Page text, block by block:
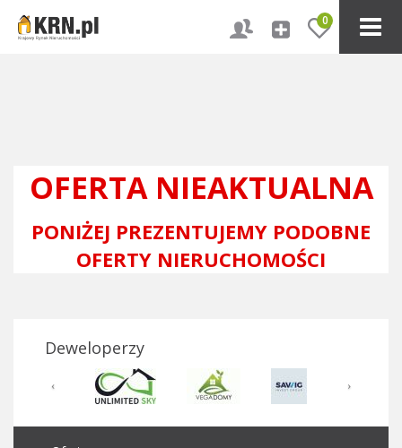
0
OFERTA NIEAKTUALNA
PONIŻEJ PREZENTUJEMY PODOBNE
OFERTY NIERUCHOMOŚCI
Deweloperzy